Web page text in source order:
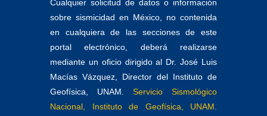
Cualquier solicitud de datos o información
sobre sismicidad en México, no contenida
en cualquiera de las secciones de este
portal electrónico, deberá realizarse
mediante un oficio dirigido al Dr. José Luis
Macías Vázquez, Director del Instituto de
Geofísica, UNAM.
Servicio Sismológico
Nacional, Instituto de Geofísica, UNAM.